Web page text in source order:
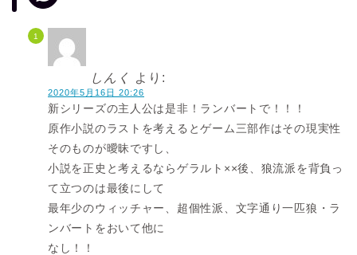
しんく より:
2020年5月16日 20:26
新シリーズの主人公は是非！ランバートで！！！
原作小説のラストを考えるとゲーム三部作はその現実性
そのものが曖昧ですし、
小説を正史と考えるならゲラルト××後、狼流派を背負っ
て立つのは最後にして
最年少のウィッチャー、超個性派、文字通り一匹狼・ラ
ンバートをおいて他に
なし！！